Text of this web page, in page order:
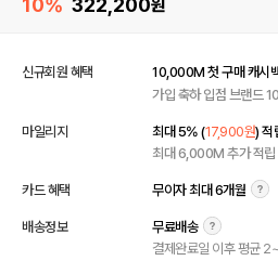
10% 322,200원
신규회원 혜택
10,000M 첫 구매 캐시
가입 축하 입점 브랜드
마일리지 최대 5% (17,900원) 적
최대 6,000M 추가 적립
카드 혜택 무이자 최대 6개월
배송정보
무료배송
결제완료일 이후 평균